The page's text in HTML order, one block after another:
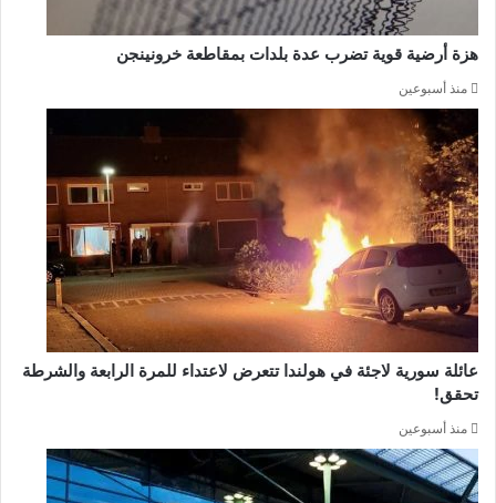
هزة أرضية قوية تضرب عدة بلدات بمقاطعة خرونينجن
منذ أسبوعين
عائلة سورية لاجئة في هولندا تتعرض لاعتداء للمرة الرابعة والشرطة
تحقق!
منذ أسبوعين